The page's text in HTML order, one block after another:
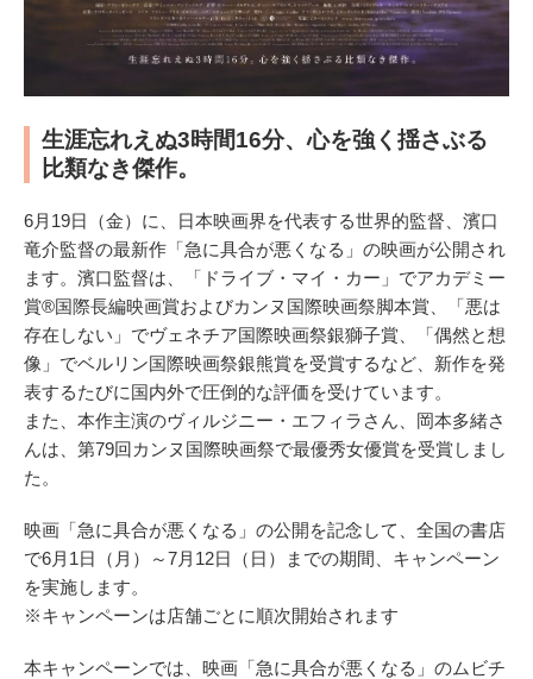
生涯忘れえぬ3時間16分、心を強く揺さぶる
比類なき傑作。
6月19日（金）に、日本映画界を代表する世界的監督、濱口
竜介監督の最新作「急に具合が悪くなる」の映画が公開され
ます。濱口監督は、「ドライブ・マイ・カー」でアカデミー
賞®国際長編映画賞およびカンヌ国際映画祭脚本賞、「悪は
存在しない」でヴェネチア国際映画祭銀獅子賞、「偶然と想
像」でベルリン国際映画祭銀熊賞を受賞するなど、新作を発
表するたびに国内外で圧倒的な評価を受けています。
また、本作主演のヴィルジニー・エフィラさん、岡本多緒さ
んは、第79回カンヌ国際映画祭で最優秀女優賞を受賞しまし
た。
映画「急に具合が悪くなる」の公開を記念して、全国の書店
で6月1日（月）～7月12日（日）までの期間、キャンペーン
を実施します。
※キャンペーンは店舗ごとに順次開始されます
本キャンペーンでは、映画「急に具合が悪くなる」のムビチ